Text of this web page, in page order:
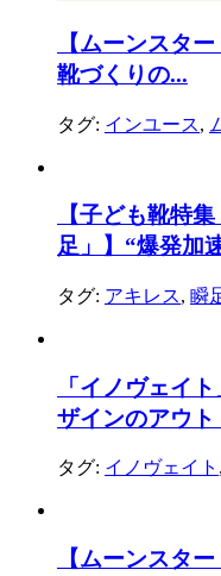
【ムーンスタ
靴づくりの...
タグ: インユース,
【子ども靴特
足」】“爆発加
タグ: アキレス, 瞬
「イノヴェイ
ザインのアウト
タグ: イノヴェイト ,
【ムーンスタ